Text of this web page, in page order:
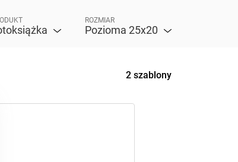
ROZMIAR
Pozioma 25x20
2 szablony